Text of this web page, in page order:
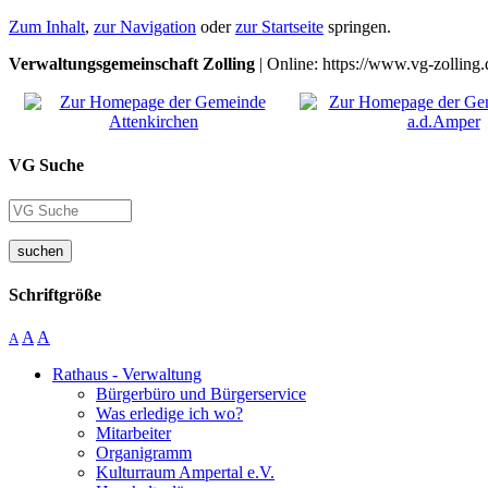
Zum Inhalt, zur Navigation oderzur Startseite springen.
Verwaltungsgemeinschaft Zolling | Online: https://www.vg-
VG Suche
suchen
Schriftgröße
A A A
Rathaus - Verwaltung
Bürgerbüro und Bürgerservice
Was erledige ich wo?
Mitarbeiter
Organigramm
Kulturraum Ampertal e.V.